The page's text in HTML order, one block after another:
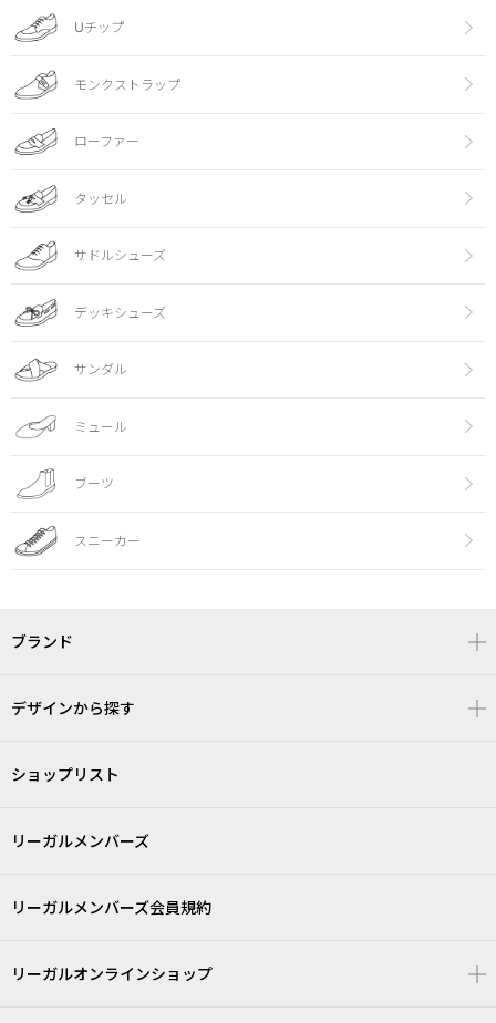
Uチップ
モンクストラップ
ローファー
タッセル
サドルシューズ
デッキシューズ
サンダル
ミュール
ブーツ
スニーカー
ブランド
デザインから探す
ショップリスト
リーガルメンバーズ
リーガルメンバーズ会員規約
リーガルオンラインショップ